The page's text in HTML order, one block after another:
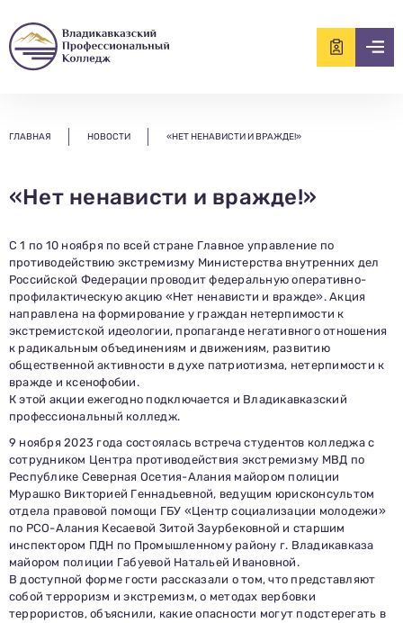
ГЛАВНАЯ НОВОСТИ «НЕТ НЕНАВИСТИ И ВРАЖДЕ!»
«Нет ненависти и вражде!»
С 1 по 10 ноября по всей стране Главное управление по
противодействию экстремизму Министерства внутренних дел
Российской Федерации проводит федеральную оперативно-
профилактическую акцию «Нет ненависти и вражде». Акция
направлена на формирование у граждан нетерпимости к
экстремистской идеологии, пропаганде негативного отношения
к радикальным объединениям и движениям, развитию
общественной активности в духе патриотизма, нетерпимости к
вражде и ксенофобии.
К этой акции ежегодно подключается и Владикавказский
профессиональный колледж.
9 ноября 2023 года состоялась встреча студентов колледжа с
сотрудником Центра противодействия экстремизму МВД по
Республике Северная Осетия-Алания майором полиции
Мурашко Викторией Геннадьевной, ведущим юрисконсультом
отдела правовой помощи ГБУ «Центр социализации молодежи»
по РСО-Алания Кесаевой Зитой Заурбековной и старшим
инспектором ПДН по Промышленному району г. Владикавказа
майором полиции Габуевой Натальей Ивановной.
В доступной форме гости рассказали о том, что представляют
собой терроризм и экстремизм, о методах вербовки
террористов, объяснили, какие опасности могут подстерегать в